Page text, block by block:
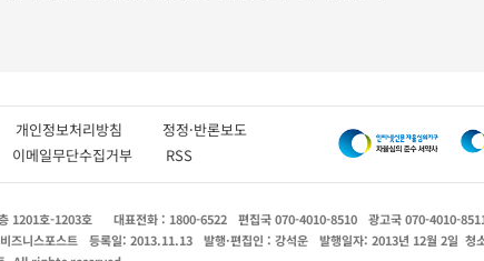
개인정보처리방침 정정·반론보도
이메일무단수집거부 RSS
1201호-1203호 대표전화 : 1800-6522 편집국 070-4010-8510
광고국 070-4010-
즈니스포스트 등록일: 2013.11.13 발행·편집인 : 강석운 발행일자: 2013년 12월 2일 청